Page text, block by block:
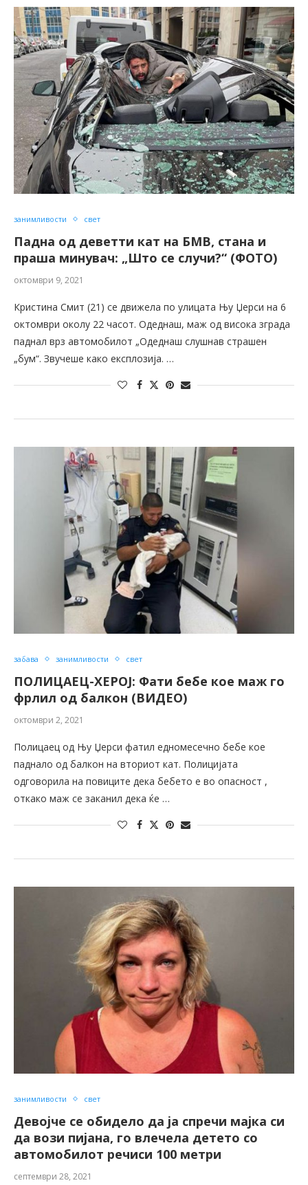
занимливости свет
Падна од деветти кат на БМВ, стана и
праша минувач: „Што се случи?“ (ФОТО)
октомври 9, 2021
Кристина Смит (21) се движела по улицата Њу Џерси на 6
октомври околу 22 часот. Одеднаш, маж од висока зграда
паднал врз автомобилот „Одеднаш слушнав страшен
„бум“. Звучеше како експлозија. …
забава занимливости свет
ПОЛИЦАЕЦ-ХЕРОЈ: Фати бебе кое маж го
фрлил од балкон (ВИДЕО)
октомври 2, 2021
Полицаец од Њу Џерси фатил едномесечно бебе кое
паднало од балкон на вториот кат. Полицијата
одговорила на повиците дека бебето е во опасност ,
откако маж се заканил дека ќе …
занимливости свет
Девојче се обидело да ја спречи мајка си
да вози пијана, го влечела детето со
автомобилот речиси 100 метри
септември 28, 2021